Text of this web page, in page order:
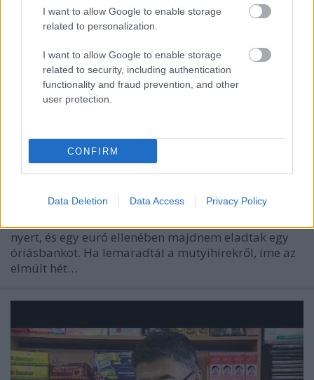
I want to allow Google to enable storage
related to personalization.
I want to allow Google to enable storage
related to security, including authentication
functionality and fraud prevention, and other
user protection.
CONFIRM
Data Deletion Data Access Privacy Policy
Kft. 2010-ben megbízást kapott a várostól 6 darab
buszváró kivitelezésére 27,5 millió forintért. Az
lehet ugyan ülni, de széltől, esőtől egyáltalán nem
védik a buszra…
Heti Mutyimondó: lesz-e Lázár János
•2014. január 13.
produkált: volt itt egy 913 fácán életét kioltó
nyert, és egy euró ellenében majdnem eladtak egy
óriásbankot. Ha lemaradtál a mutyihírekről, íme az
elmúlt hét…